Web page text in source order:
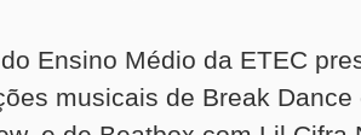
Ensino Médio da ETEC
musicais de Break Dance